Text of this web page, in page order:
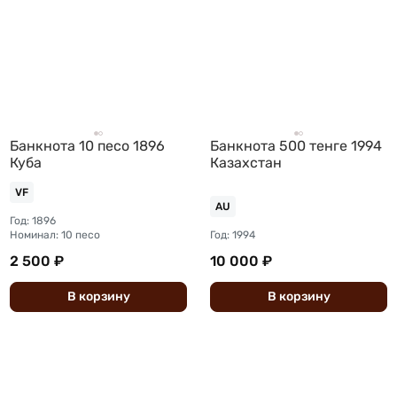
Банкнота 10 песо 1896
Куба
VF
Год: 1896
Номинал: 10 песо
2 500 ₽
В корзину
Банкнота 500 тенге 1994
Казахстан
AU
Год: 1994
10 000 ₽
В корзину